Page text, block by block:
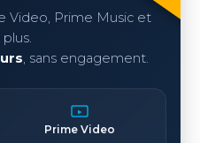
Video, Prime Music et
, sans engagement.
Prime Video